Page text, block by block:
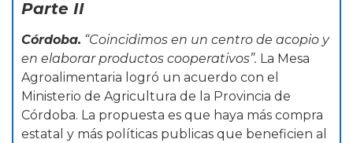
Parte II
Córdoba. “Coincidimos en un centro de acopio y
en elaborar productos cooperativos”. La Mesa
Agroalimentaria logró un acuerdo con el
Ministerio de Agricultura de la Provincia de
Córdoba. La propuesta es que haya más compra
estatal y más políticas publicas que beneficien al